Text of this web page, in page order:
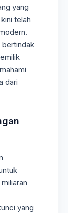
yang
telah
bertindak
dari
yang